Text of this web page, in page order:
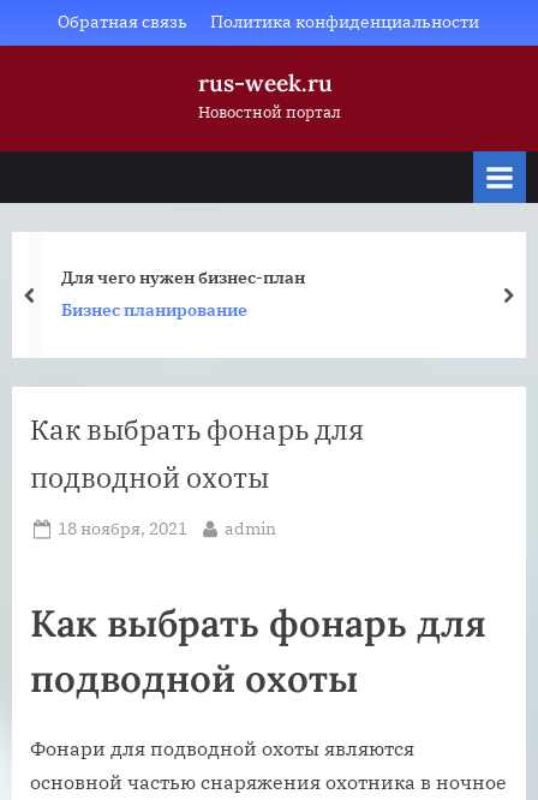
to
Обратная связь Политика конфиденциальности
rus-week.ru
Новостной портал
Для чего нужен бизнес-план
Бизнес планирование
prev
Как выбрать фонарь для
подводной охоты
Posted
18 ноября, 2021 By
admin
Как выбрать фонарь для
подводной охоты
Фонари для подводной охоты являются
основной частью снаряжения охотника в ночное